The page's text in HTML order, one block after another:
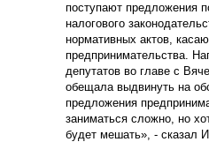
поступают предложения
налогового
нормативных актов,
предпринимательства.
депутатов во главе с
обещала выдвинуть на
предложения
заниматься сложно, но
будет мешать», - сказал